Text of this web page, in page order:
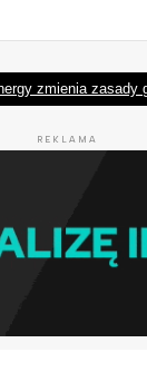
zmienia zasady
REKLAMA